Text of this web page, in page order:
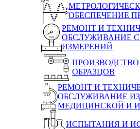
ОБЕСПЕЧЕНИЕ
РЕМОНТ И
ОБСЛУЖИВАНИЕ
ИЗМЕРЕНИЙ
ОБРАЗЦОВ
РЕМОНТ И
ОБСЛУЖИВАНИЕ
МЕДИЦИНСКОЙ И
ИСПЫТАНИЯ И